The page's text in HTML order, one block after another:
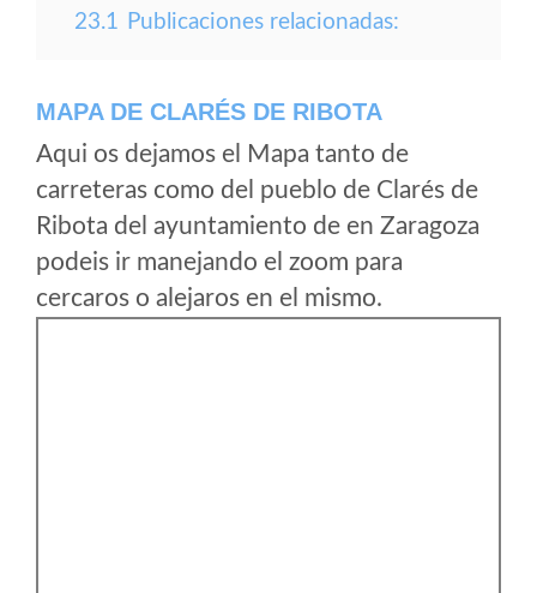
23.1 Publicaciones relacionadas:
MAPA DE CLARÉS DE RIBOTA
Aqui os dejamos el Mapa tanto de
carreteras como del pueblo de Clarés de
Ribota del ayuntamiento de en Zaragoza
podeis ir manejando el zoom para
cercaros o alejaros en el mismo.